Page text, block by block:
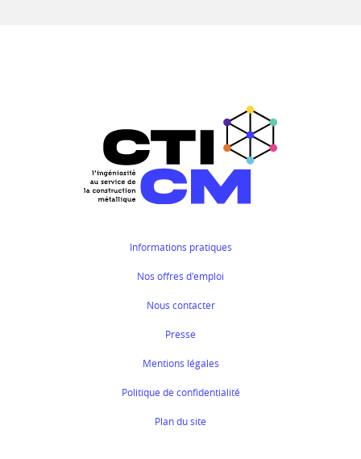
Informations pratiques
Nos offres d'emploi
Nous contacter
Presse
Mentions légales
Politique de confidentialité
Plan du site